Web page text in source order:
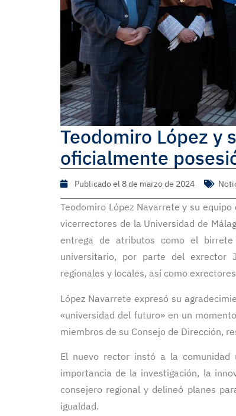
Teodomiro López y
oficialmente
Publicado el 8 de marzo de 2024
Teodomiro López Navarrete y su
vicerrectores de la Universidad de
entrega de atributos como el
universitario, por parte del exrector
regionales y locales, así como
López Navarrete expresó su
«universidad del futuro» en un
miembros de su Consejo de Dirección,
El nuevo rector instó a la comunidad
importancia de la investigación, la
consejero regional y delineó planes
igualdad.